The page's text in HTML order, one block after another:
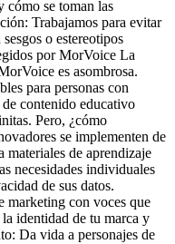
cómo se toman las
Trabajamos para evitar
o estereotipos
por MorVoice La
es asombrosa.
para personas con
contenido educativo
Pero, ¿cómo
se implementen de
materiales de aprendizaje
necesidades individuales
de sus datos.
marketing con voces que
identidad de tu marca y
Da vida a personajes de